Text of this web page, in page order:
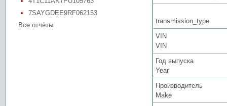
7SAYGDEE9RF062153
Все отчёты
transmission_type
VIN
VIN
Год выпуска
Year
Производитель
Make